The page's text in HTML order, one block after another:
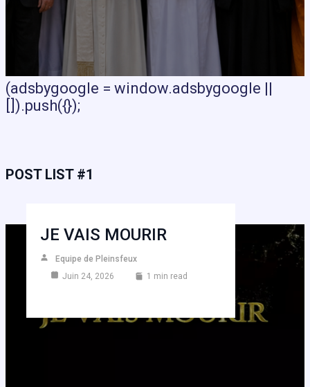
(adsbygoogle = window.adsbygoogle ||
[]).push({});
POST LIST #1
JE VAIS MOURIR
Equipe de Pleinsfeux
Juin 24, 2026
1 min read